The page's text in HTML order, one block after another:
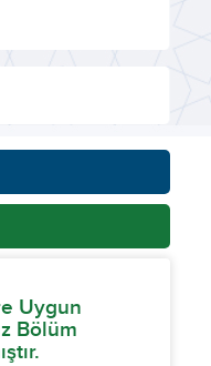
Uygun
Bölüm